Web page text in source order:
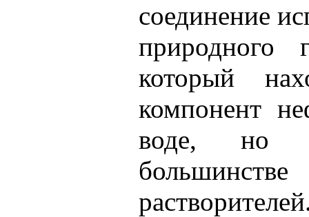
соединение
природного
который
компонент
воде, но